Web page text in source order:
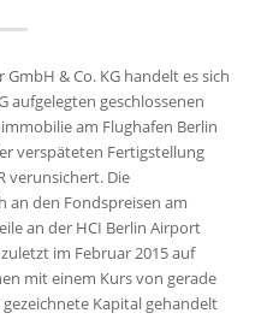
& Co. KG handelt es sich
aufgelegten geschlossenen
am Flughafen Berlin
verspäteten Fertigstellung
verunsichert. Die
an den Fondspreisen am
an der HCI Berlin Airport
im Februar 2015 auf
mit einem Kurs von gerade
Kapital gehandelt